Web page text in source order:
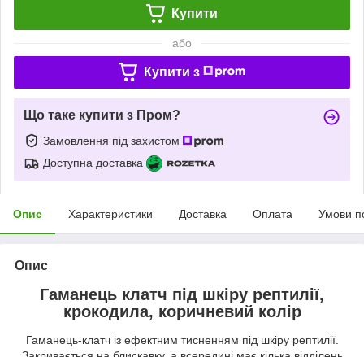
Купити
або
Купити з
Що таке купити з Пром?
Замовлення під захистом
Доступна доставка
Опис Характеристики Доставка Оплата Умови
Опис
Гаманець клатч під шкіру рептилії,
крокодила, коричневий колір
Гаманець-клатч із ефектним тисненням під шкіру рептилії.